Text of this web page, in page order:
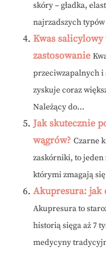
skóry – gładka,
najrzadszych
Kwas
zastosowanie
przeciwzapalnych i
zyskuje coraz
Należący do...
Jak skutecznie
wągrów? Czarne
zaskórniki, to jeden
którymi zmagają
Akupresura: jak
Akupresura to
historią sięga aż 7
medycyny